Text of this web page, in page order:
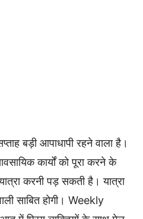
बड़ी आपाधापी रहने वाला है।
कार्यों को पूरा करने के
करनी पड़ सकती है। यात्रा
साबित होगी। Weekly